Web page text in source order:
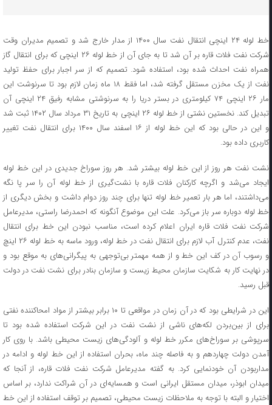
خط لوله ۲۴ اینچی انتقال نفت سال ۱۴۰۰ از مدار خارج شد و تصمیم مدیران وقت
شرکت نفت فلات قاره بر آن شد تا به جای آن از خط لوله ۲۶ اینچی که برای انتقال گاز
همراه نفت احداث شده بود، استفاده شود. تصمیم که از سر اجبار برای حفظ تولید
نفت از یک مخزن مستقل گرفته شد، اما فقط ۱۸ ماه زمان لازم بود تا سرنوشت این
مار ۲۶ اینچی ۷۴ کیلومتری در بستر دریا را به سرنوشتی مشابه رفیق ۲۴ اینچی آن
تبدیل کند. نخستین نشتی از خط لوله ۲۶ اینچی به تاریخ ۳۱ مرداد سال ۱۴۰۲ ثبت شد
و این در حالی بود که این خط لوله از ۱۶ اسفند سال ۱۴۰۰ برای انتقال نفت تغییر
کاربری داده بود.
نشت نفت هر روز از این خط لوله بیشتر شد. هر روز سوراخ جدیدی در این خط لوله
ایجاد می‌شد و اگرچه کارکنان فلات قاره با نشت‌گیری از خط لوله آن را سر پا نگه
می‌داشتند، اما هر بار تعمیر خط لوله تنها برای چند روز دوام داشت و بخش دیگری از
خط لوله دوباره سر باز می‌کرد. علت این موضوع آنگونه که احمدرضا راستی، مدیرعامل
شرکت نفت فلات قاره ایران اعلام کرده است، مناسب نبودن این خط برای انتقال
نفت، عدم کنترل آب لازم برای انتقال نفت در خط لوله، ورود ماسه به خط لوله ۲۶ اینچ
و رسوب آن در کف این خط و از همه مهمتر بی‌توجهی به پیگرانی‌های به موقع بود و
در نهایت کار به شکایت سازمان محیط زیست و سازمان بنادر برای نشت نفت در دولت
قبل رسید.
این در شرایطی بود که در آن زمان در مواقعی تا ۱۰ برابر بیشتر از مواد امحاکننده نفتی
برای از بین‌بردن لکه‌های ناشی از نشت نفت در این شرکت استفاده شده بود تا
سرپوشی بر سوراخ‌های مکرر خط لوله و آلودگی‌های زیست محیطی باشد. با روی کار
آمدن دولت چهاردهم و به فاصله چند ماه، بحران استفاده از این خط لوله و ادامه در
مداربودن آن خودنمایی کرد. به گفته مدیرعامل شرکت نفت فلات قاره، از آنجا که
میدان ابوذر، میدان مستقل ایرانی است و همسایه‌ای در آن شراکت ندارد، بر اساس
اختیار و البته با توجه به ملاحظات زیست محیطی، تصمیم بر توقف استفاده از این خط